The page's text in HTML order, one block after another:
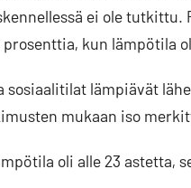
ei ole
kun lämpötila
sosiaalitilat lämpiävät
mukaan iso
oli alle 23 astetta,